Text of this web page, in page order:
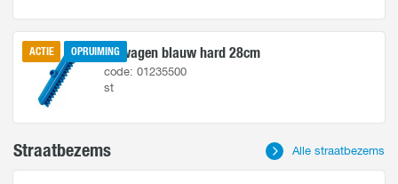
ACTIE OPRUIMINGLuiwagen blauw hard 28cm
code: 01235500
st
Straatbezems Alle straatbezems